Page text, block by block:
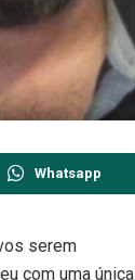
Whatsapp
serem
com uma única